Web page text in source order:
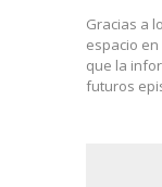
Gracias a
espacio
que la
futuros